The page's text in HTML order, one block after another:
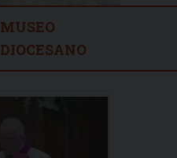
MUSEO
DIOCESANO